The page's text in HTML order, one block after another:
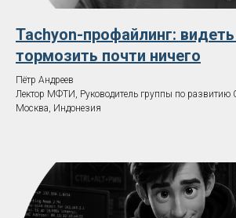
Tachyon-профайлинг:
тормозить почти ничего
Пётр Андреев
Лектор МФТИ, Руководитель группы по развитию
Москва, Индонезия